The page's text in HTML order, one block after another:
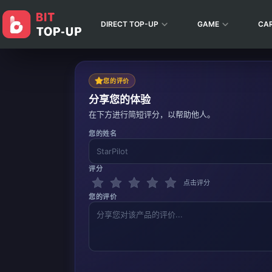
DIRECT TOP-UP GAME
您的评价
分享您的体验
在下方进行简短评分，以帮助他人。
您的姓名
评分
点击评分
您的评价